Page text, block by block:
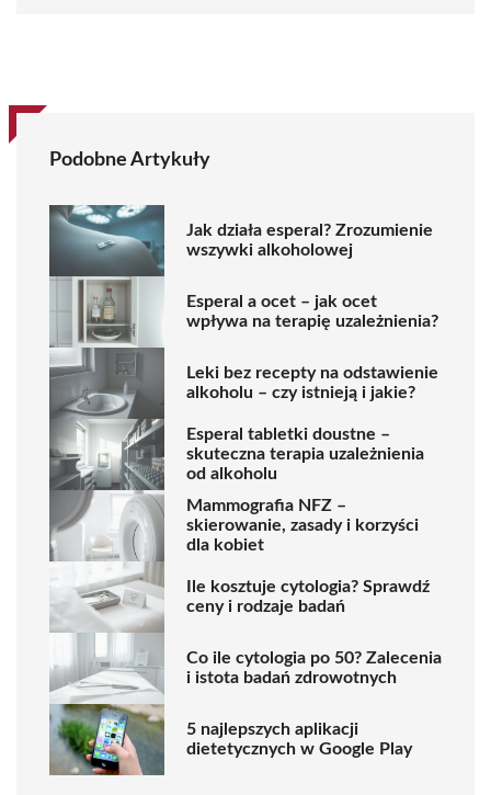
Podobne Artykuły
Jak działa esperal? Zrozumienie
wszywki alkoholowej
Esperal a ocet – jak ocet
wpływa na terapię uzależnienia?
Leki bez recepty na odstawienie
alkoholu – czy istnieją i jakie?
Esperal tabletki doustne –
skuteczna terapia uzależnienia
od alkoholu
Mammografia NFZ –
skierowanie, zasady i korzyści
dla kobiet
Ile kosztuje cytologia? Sprawdź
ceny i rodzaje badań
Co ile cytologia po 50? Zalecenia
i istota badań zdrowotnych
5 najlepszych aplikacji
dietetycznych w Google Play